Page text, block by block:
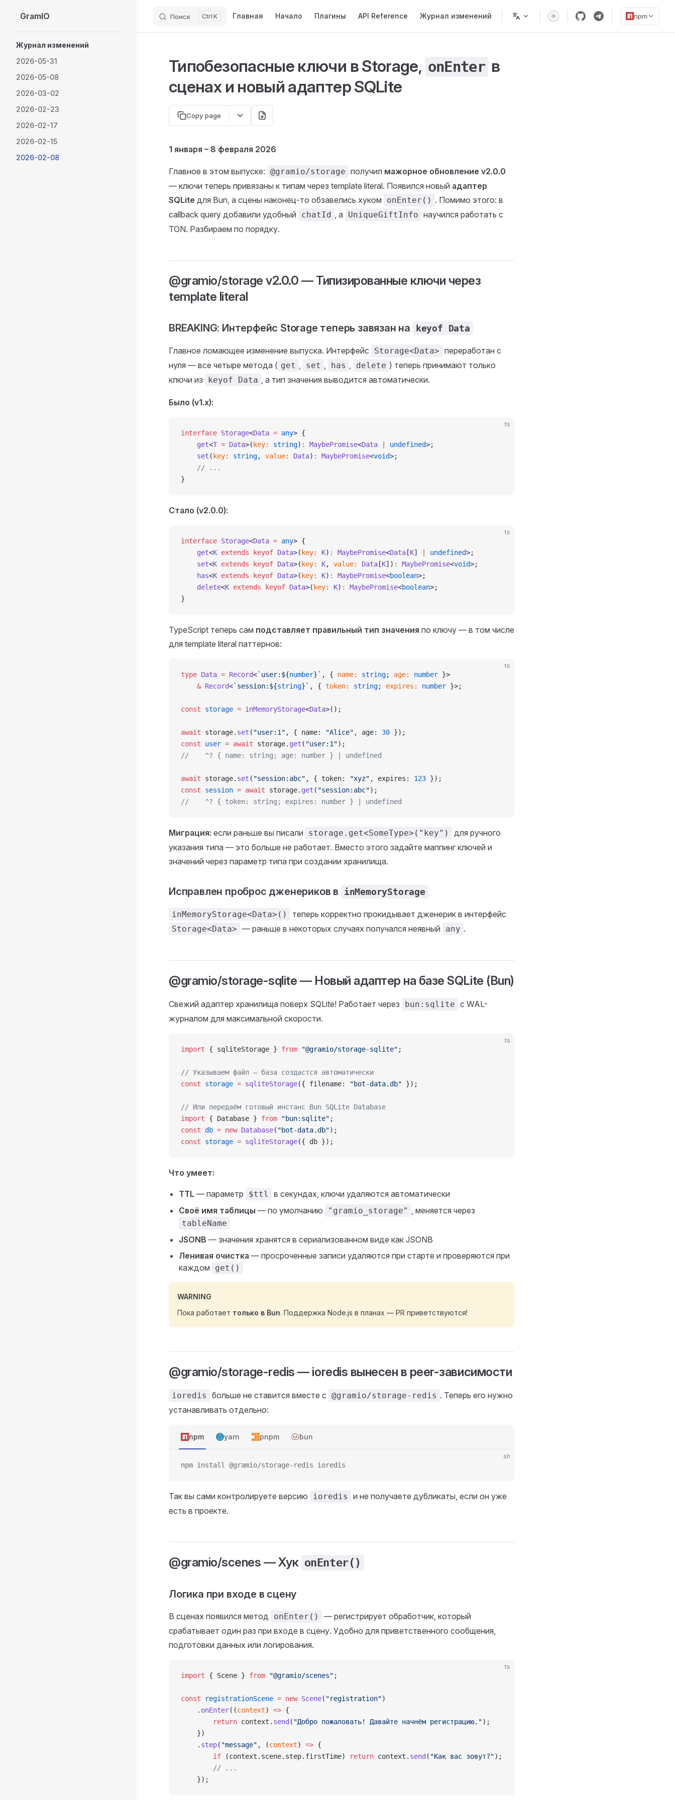
Skip to content
GramIO Поиск K Главная Начало Плагины API Reference Журнал изменений npm
Журнал изменений
2026-05-31
2026-05-08
2026-03-02
2026-02-23
2026-02-17
2026-02-15
2026-02-08
Типобезопасные ключи в Storage, onEnter в
сценах и новый адаптер SQLite
Copy page
1 января – 8 февраля 2026
Главное в этом выпуске: @gramio/storage получил мажорное обновление v2.0.0
— ключи теперь привязаны к типам через template literal. Появился новый адаптер
SQLite для Bun, а сцены наконец-то обзавелись хуком onEnter() . Помимо этого: в
callback query добавили удобный
chatId , а UniqueGiftInfo научился работать с
TON. Разбираем по порядку.
@gramio/storage v2.0.0 — Типизированные ключи через
template literal
BREAKING: Интерфейс Storage теперь завязан на keyof Data
Главное ломающее изменение выпуска. Интерфейс Storage<Data> переработан с
нуля — все четыре метода ( get , set , has , delete ) теперь принимают только
ключи из
keyof Data , а тип значения выводится автоматически.
Было (v1.x):
ts
interface Storage<Data = any> {
    get
<T = Data>( key: string) : MaybePromise<Data undefined>;
    set
( key: string, value: Data) : MaybePromise<void>;
    // ...
}
Стало (v2.0.0):
ts
interface Storage<Data = any> {
    get
<K extends keyof Data>( key: K) : MaybePromise<Data [K] undefined>;
    set
<K extends keyof Data>( key: K, value: Data [K]) : MaybePromise<void>;
    has
<K extends keyof Data>( key: K) : MaybePromise<boolean>;
    delete
<K extends keyof Data>( key: K) : MaybePromise<boolean>;
}
TypeScript теперь сам подставляет правильный тип значения по ключу — в том числе
для template literal паттернов:
ts
type Data = Record<`user:${number}` , { name: string; age: number }>
    &
Record<`session:${string}` , { token: string; expires : number }>;
const storage = inMemoryStorage<Data>();
await storage. set ( "user:1" , { name: "Alice" , age: 30 });
const user = await storage. get ( "user:1");
//    ^? { name: string; age: number } | undefined
await storage. set ( "session:abc" , { token: "xyz" , expires: 123 });
const session = await storage. get ( "session:abc");
//    ^? { token: string; expires: number } | undefined
Миграция: если раньше вы писали storage.get<SomeType>("key")
для ручного
указания типа — это больше не работает. Вместо этого задайте маппинг ключей и
значений через параметр типа при создании хранилища.
Исправлен проброс дженериков в inMemoryStorage
inMemoryStorage<Data>() теперь корректно прокидывает дженерик в интерфейс
Storage<Data> — раньше в некоторых случаях получался неявный any .
@gramio/storage-sqlite — Новый адаптер на базе SQLite (Bun)
Свежий адаптер хранилища поверх SQLite! Работает через bun:sqlite с WAL-
журналом для максимальной скорости.
ts
import { sqliteStorage } from "@gramio/storage-sqlite" ;
// Указываем файл — база создастся автоматически
const storage = sqliteStorage({ filename: "bot-data.db" });
// Или передаём готовый инстанс Bun SQLite Database
import { Database } from "bun:sqlite" ;
const db = new Database( "bot-data.db");
const storage = sqliteStorage({ db });
Что умеет:
TTL — параметр $ttl
в секундах, ключи удаляются автоматически
Своё имя таблицы — по умолчанию "gramio_storage" , меняется через
tableName
JSONB — значения хранятся в сериализованном виде как JSONB
Ленивая очистка — просроченные записи удаляются при старте и проверяются при
каждом
get()
WARNING
Пока работает только в Bun. Поддержка Node.js в планах — PR приветствуются!
@gramio/storage-redis — ioredis вынесен в peer-зависимости
ioredis больше не ставится вместе с @gramio/storage-redis . Теперь его нужно
устанавливать отдельно:
npm yarn pnpm bun
sh
npm install @gramio/storage-redis ioredis
Так вы сами контролируете версию ioredis
и не получаете дубликаты, если он уже
есть в проекте.
@gramio/scenes — Хук onEnter()
Логика при входе в сцену
В сценах появился метод onEnter()
— регистрирует обработчик, который
срабатывает один раз при входе в сцену. Удобно для приветственного сообщения,
подготовки данных или логирования.
ts
import { Scene } from "@gramio/scenes" ;
const registrationScene = new Scene( "registration")
    .
onEnter((context) => {
        return
context. send ( "Добро пожаловать! Давайте начнём регистрацию.");
    })
    .
step( "message" , (context) => {
        if
(context.scene.step.firstTime) return context. send ( "Как вас зовут?");
        // ...
    });